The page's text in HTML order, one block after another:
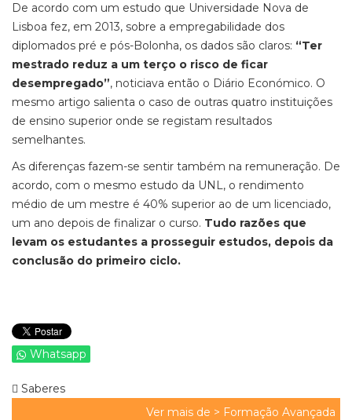
De acordo com um estudo que Universidade Nova de
Lisboa fez, em 2013, sobre a empregabilidade dos
diplomados pré e pós-Bolonha, os dados são claros: “Ter
mestrado reduz a um terço o risco de ficar
desempregado”, noticiava então o Diário Económico. O
mesmo artigo salienta o caso de outras quatro instituições
de ensino superior onde se registam resultados
semelhantes.
As diferenças fazem-se sentir também na remuneração. De
acordo, com o mesmo estudo da UNL, o rendimento
médio de um mestre é 40% superior ao de um licenciado,
um ano depois de finalizar o curso. Tudo razões que
levam os estudantes a prosseguir estudos, depois da
conclusão do primeiro ciclo.
Whatsapp
Saberes
Ver mais de > Formação Avançada